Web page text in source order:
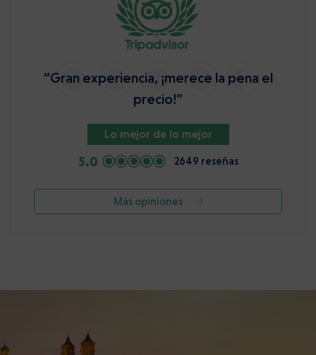
“Gran experiencia, ¡merece la pena el
precio!”
Lo mejor de lo mejor
5.0 2649 reseñas
Más opiniones